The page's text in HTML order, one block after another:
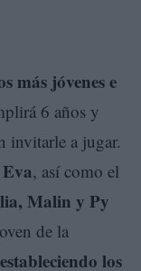
más jóvenes e
6 años y
invitarle a jugar.
, así como el
Malin y Py
de la
estableciendo los